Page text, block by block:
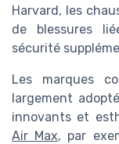
Harvard, les
de blessures
sécurité
Les marques
largement
innovants et
Air Max, par